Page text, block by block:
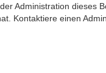
Administration dieses
Kontaktiere einen